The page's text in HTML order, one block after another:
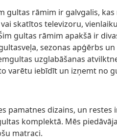
gultas rāmim ir galvgalis,
skatītos televizoru,
gultas rāmim apakšā ir
sezonas apģērbs
uzglabāšanas
varētu iebīdīt un izņemt no
pamatnes dizains, un restes
komplektā. Mēs
matraci.